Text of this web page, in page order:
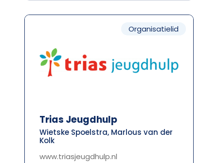
Organisatielid
Trias Jeugdhulp
Wietske Spoelstra, Marlous van der
Kolk
www.triasjeugdhulp.nl